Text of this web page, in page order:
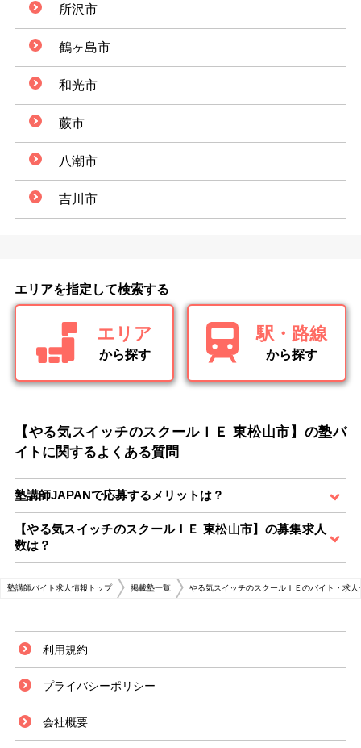
所沢市
鶴ヶ島市
和光市
蕨市
八潮市
吉川市
エリアを指定して検索する
エリア
から探す
駅・路線
から探す
【やる気スイッチのスクールＩＥ 東松山市】の塾バ
イトに関するよくある質問
塾講師JAPANで応募するメリットは？
【やる気スイッチのスクールＩＥ 東松山市】の募集求人
数は？
塾講師バイト求人情報トップ 掲載塾一覧 やる気スイッチのスクールＩＥのバイト・求人
利用規約
プライバシーポリシー
会社概要